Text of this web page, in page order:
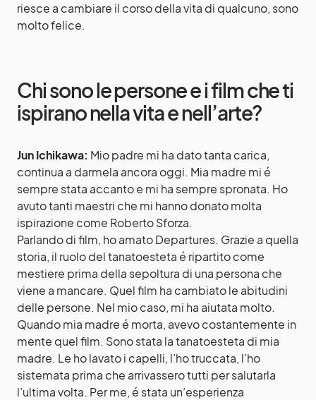
riesce a cambiare il corso della vita di qualcuno, sono
molto felice.
Chi sono le persone e i film che ti
ispirano nella vita e nell’arte?
Jun Ichikawa: Mio padre mi ha dato tanta carica,
continua a darmela ancora oggi. Mia madre mi é
sempre stata accanto e mi ha sempre spronata. Ho
avuto tanti maestri che mi hanno donato molta
ispirazione come Roberto Sforza.
Parlando di film, ho amato Departures. Grazie a quella
storia, il ruolo del tanatoesteta é ripartito come
mestiere prima della sepoltura di una persona che
viene a mancare. Quel film ha cambiato le abitudini
delle persone. Nel mio caso, mi ha aiutata molto.
Quando mia madre é morta, avevo costantemente in
mente quel film. Sono stata la tanatoesteta di mia
madre. Le ho lavato i capelli, l’ho truccata, l’ho
sistemata prima che arrivassero tutti per salutarla
l’ultima volta. Per me, é stata un’esperienza